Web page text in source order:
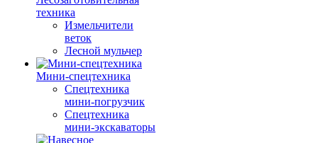
техника
Измельчители
веток
Лесной мульчер
Мини-спецтехника
Спецтехника
мини-погрузчик
Спецтехника
мини-экскаваторы